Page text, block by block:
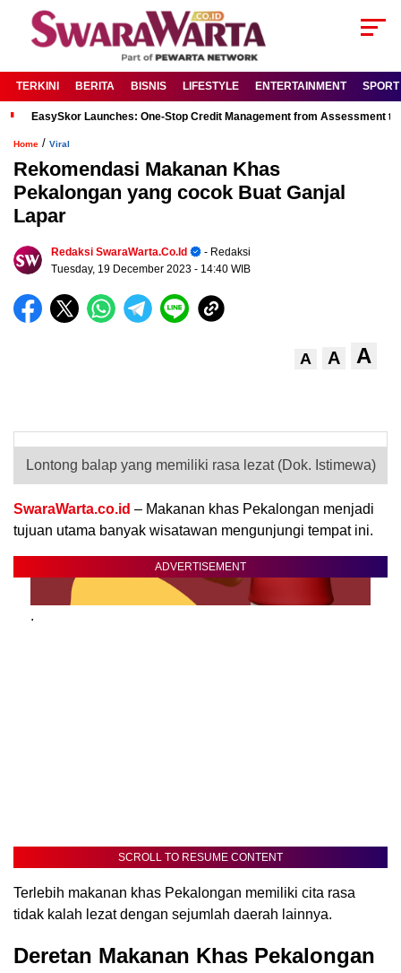
TERKINI BERITA BISNIS LIFESTYLE ENTERTAINMENT SPORT
EasySkor Launches: One-Stop Credit Management from Assessment
Home / Viral
Rekomendasi Makanan Khas
Pekalongan yang cocok Buat Ganjal
Lapar
Redaksi SwaraWarta.co.id
- Redaksi
Tuesday, 19 December 2023 - 14:40 WIB
A A A
Lontong balap yang memiliki rasa lezat (Dok. Istimewa)
SwaraWarta.co.id – Makanan khas Pekalongan menjadi
tujuan utama banyak wisatawan mengunjungi tempat ini.
ADVERTISEMENT
.
SCROLL TO RESUME CONTENT
Terlebih makanan khas Pekalongan memiliki cita rasa
tidak kalah lezat dengan sejumlah daerah lainnya.
Deretan Makanan Khas Pekalongan